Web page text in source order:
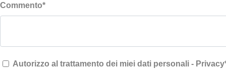
Commento*
Autorizzo al trattamento dei miei dati personali - Privacy